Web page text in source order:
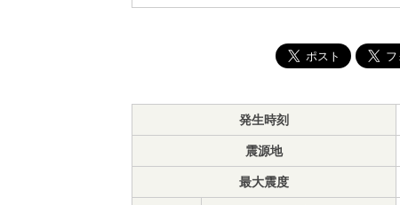
発生時刻
震源地
最大震度